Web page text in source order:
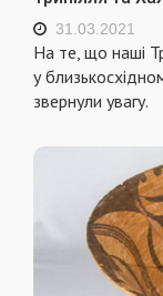
31.03.2021
На те, що наші
у
звернули увагу.